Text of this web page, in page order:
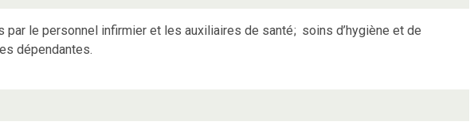
par le personnel infirmier et les auxiliaires de santé; soins d’hygiène et de
dépendantes.